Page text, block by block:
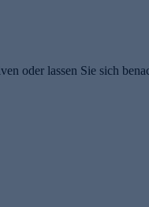
oder lassen Sie sich